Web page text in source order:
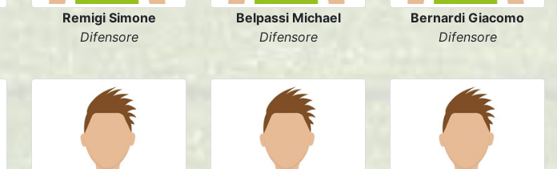
Remigi Simone
Difensore
Belpassi Michael
Difensore
Bernardi Giacomo
Difensore